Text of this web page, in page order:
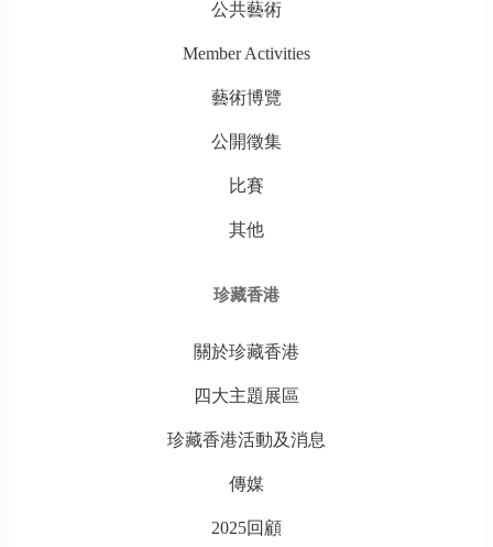
公共藝術
Member Activities
藝術博覽
公開徵集
比賽
其他
珍藏香港
關於珍藏香港
四大主題展區
珍藏香港活動及消息
傳媒
2025回顧